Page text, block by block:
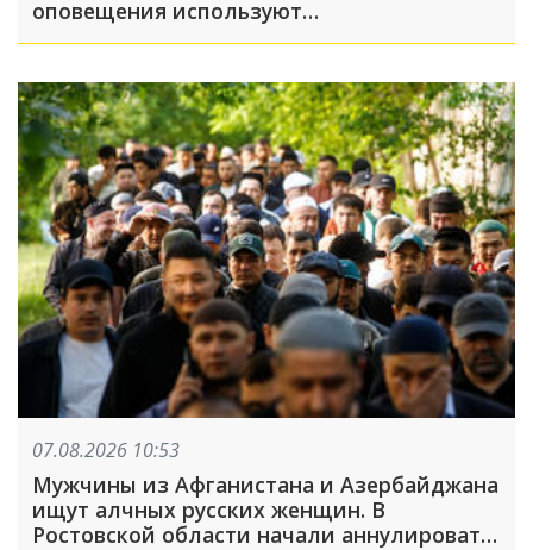
оповещения используют
громкоговорители
07.08.2026 10:53
Мужчины из Афганистана и Азербайджана
ищут алчных русских женщин. В
Ростовской области начали аннулировать